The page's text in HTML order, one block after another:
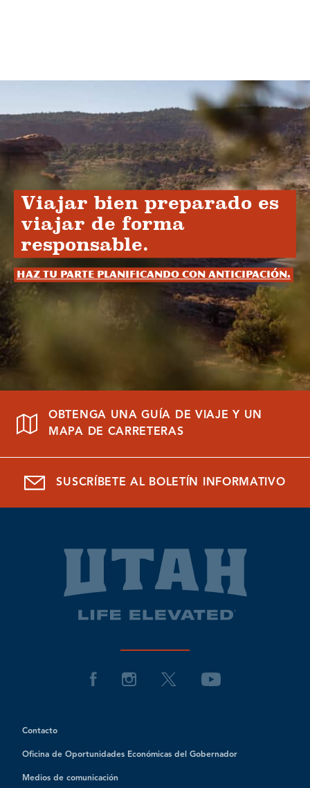
Viajar bien preparado es
viajar de forma
responsable.
Haz tu parte planificando con anticipación.
OBTENGA UNA GUÍA DE VIAJE Y UN
MAPA DE CARRETERAS
SUSCRÍBETE AL BOLETÍN INFORMATIVO
Contacto
Oficina de Oportunidades Económicas del Gobernador
Medios de comunicación